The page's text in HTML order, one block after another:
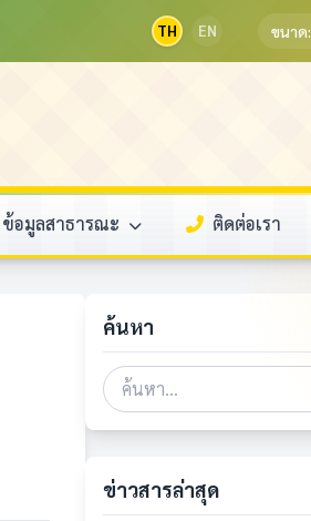
TH EN ขนาด:
ข้อมูลสาธารณะ ติดต่อเรา
ค้นหา
ข่าวสารล่าสุด